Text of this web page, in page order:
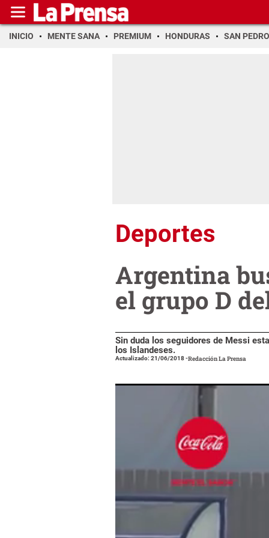
INICIO MENTE SANA PREMIUM HONDURAS SAN PEDRO
Deportes
Argentina
el grupo D
Sin duda los seguidores de Messi
los Islandeses.
Actualizado: 21/06/2018-Redacción La Prensa